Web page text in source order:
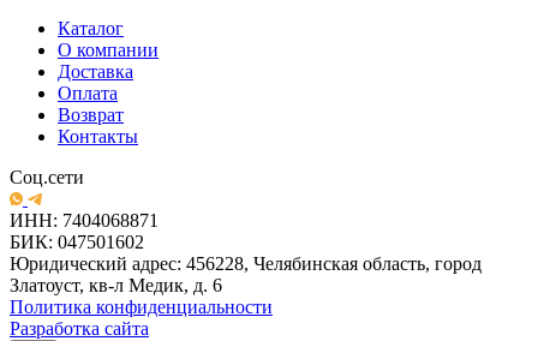
Каталог
О компании
Доставка
Оплата
Возврат
Контакты
Соц.сети
ИНН: 7404068871
БИК: 047501602
Юридический адрес: 456228, Челябинская область, город
Златоуст, кв-л Медик, д. 6
Политика конфиденциальности
Разработка сайта